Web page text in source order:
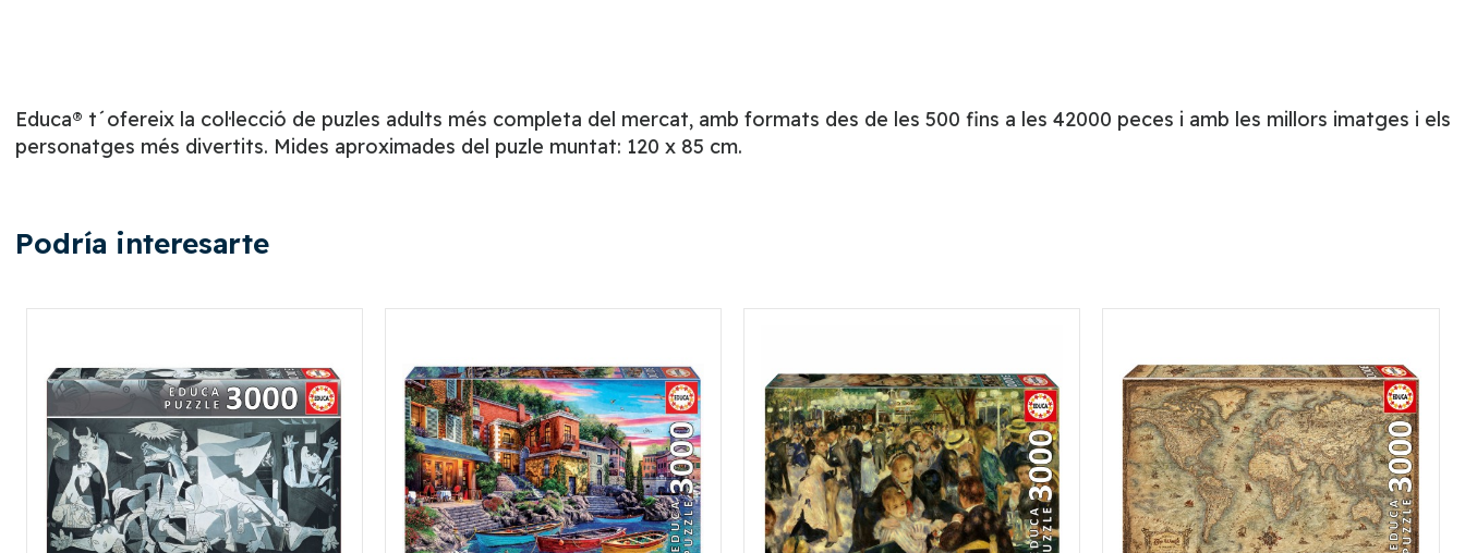
Educa® t´ofereix la col·lecció de puzles adults més completa del mercat, amb formats des de les 500 fins a les 42000 peces i amb les millors imatges i els
personatges més divertits. Mides aproximades del puzle muntat: 120 x 85 cm.
Podría interesarte